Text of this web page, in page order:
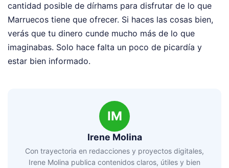
cantidad posible de dírhams para disfrutar de lo que
Marruecos tiene que ofrecer. Si haces las cosas bien,
verás que tu dinero cunde mucho más de lo que
imaginabas. Solo hace falta un poco de picardía y
estar bien informado.
IM
Irene Molina
Con trayectoria en redacciones y proyectos digitales,
Irene Molina publica contenidos claros, útiles y bien